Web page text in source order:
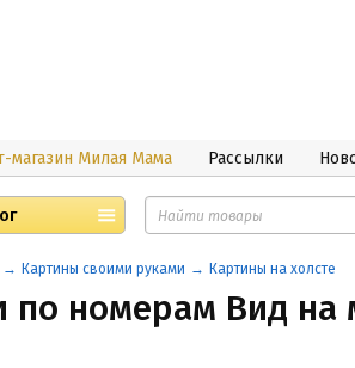
магазин Милая Мама Рассылки
Картины своими руками Картины на холсте
по номерам Вид на